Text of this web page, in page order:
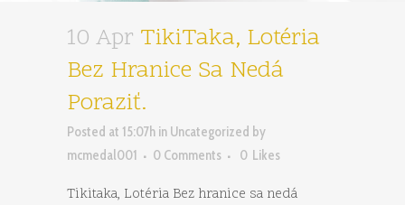
10 Apr TikiTaka, Lotéria
Bez Hranice Sa Nedá
Poraziť.
Posted at 15:07h in Uncategorized by
mcmedal001
0 Comments 0 Likes
Tikitaka, Lotéria Bez hranice sa nedá